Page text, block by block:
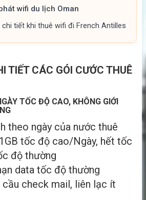
wifi du lịch Oman
chi tiết khi thuê wifi đi French Antilles
TIẾT CÁC GÓI CƯỚC THUÊ
TỐC ĐỘ CAO, KHÔNG GIỚI
theo ngày của nước thuê
tốc độ cao/Ngày, hết tốc
độ thường
data tốc độ thường
cầu check mail, liên lạc ít